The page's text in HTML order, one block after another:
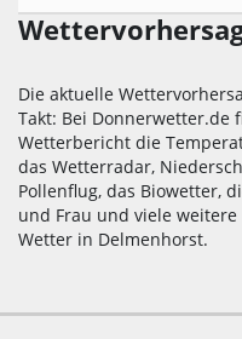
Die aktuelle
Takt: Bei Donnerwetter.de
Wetterbericht die
das Wetterradar,
Pollenflug, das Biowetter,
und Frau und viele
Wetter in Delmenhorst.